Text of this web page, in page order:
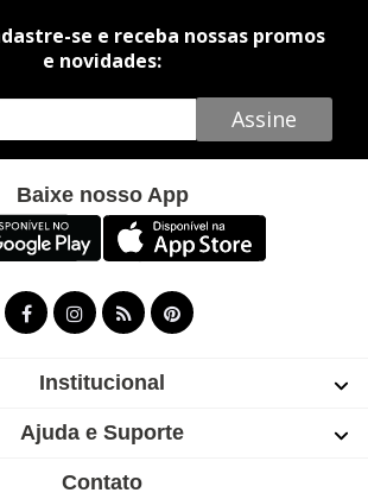
se e receba nossas promos
e novidades:
Assine
Baixe nosso App
Institucional
Ajuda e Suporte
Contato